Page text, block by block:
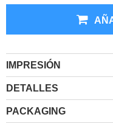
IMPRESIÓN
DETALLES
PACKAGING